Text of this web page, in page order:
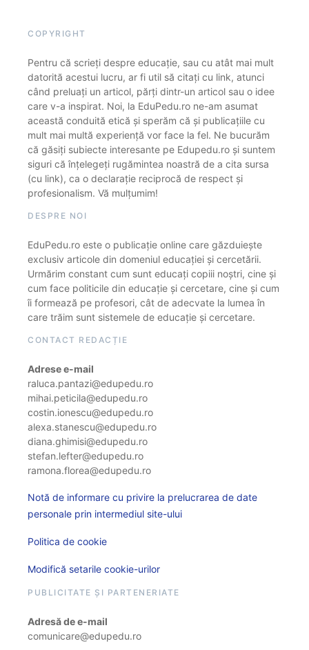
COPYRIGHT
Pentru că scrieți despre educație, sau cu atât mai mult
datorită acestui lucru, ar fi util să citați cu link, atunci
când preluați un articol, părți dintr-un articol sau o idee
care v-a inspirat. Noi, la EduPedu.ro ne-am asumat
această conduită etică și sperăm că și publicațiile cu
mult mai multă experiență vor face la fel. Ne bucurăm
că găsiți subiecte interesante pe Edupedu.ro și suntem
siguri că înțelegeți rugămintea noastră de a cita sursa
(cu link), ca o declarație reciprocă de respect și
profesionalism. Vă mulțumim!
DESPRE NOI
EduPedu.ro este o publicație online care găzduiește
exclusiv articole din domeniul educației și cercetării.
Urmărim constant cum sunt educați copiii noștri, cine și
cum face politicile din educație și cercetare, cine și cum
îi formează pe profesori, cât de adecvate la lumea în
care trăim sunt sistemele de educație și cercetare.
CONTACT REDACȚIE
Adrese e-mail
raluca.pantazi@edupedu.ro
mihai.peticila@edupedu.ro
costin.ionescu@edupedu.ro
alexa.stanescu@edupedu.ro
diana.ghimisi@edupedu.ro
stefan.lefter@edupedu.ro
ramona.florea@edupedu.ro
Notă de informare cu privire la prelucrarea de date
personale prin intermediul site-ului
Politica de cookie
Modifică setarile cookie-urilor
PUBLICITATE ȘI PARTENERIATE
Adresă de e-mail
comunicare@edupedu.ro